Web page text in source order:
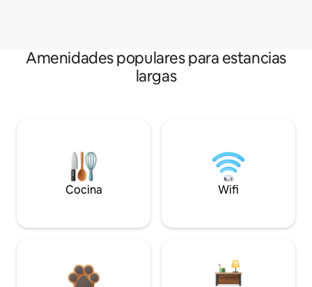
Amenidades populares para estancias
largas
Cocina Wifi